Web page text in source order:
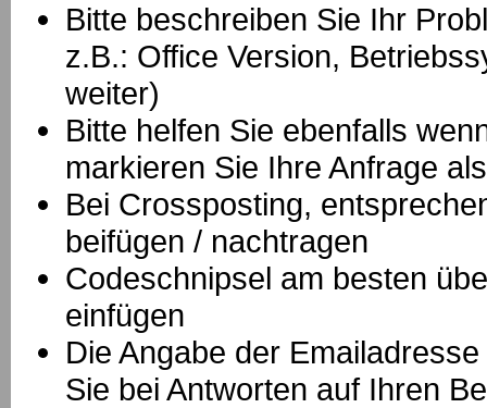
Bitte beschreiben Sie Ihr
z.B.: Office Version,
weiter)
Bitte helfen Sie ebenfalls
markieren Sie Ihre Anfrage
Bei Crossposting,
beifügen / nachtragen
Codeschnipsel am besten
einfügen
Die Angabe der
Sie bei Antworten auf Ihren